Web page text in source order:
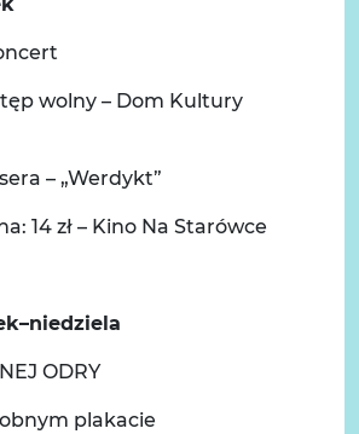
wolny – Dom Kultury
– „Werdykt”
14 zł – Kino Na Starówce
ODRY
plakacie